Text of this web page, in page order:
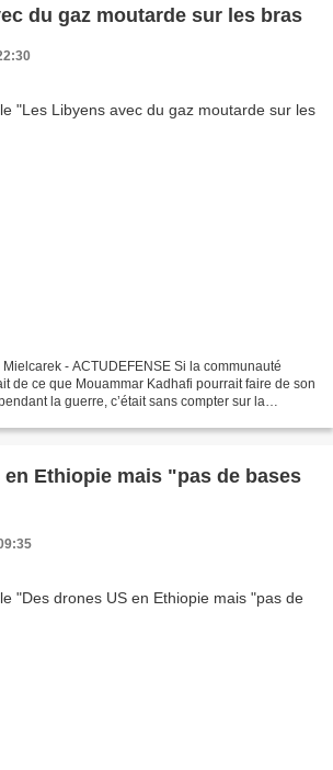
du gaz moutarde sur les bras
- ACTUDEFENSE Si la communauté
de ce que Mouammar Kadhafi pourrait faire de son
la guerre, c’était sans compter sur la
en Ethiopie mais "pas de bases